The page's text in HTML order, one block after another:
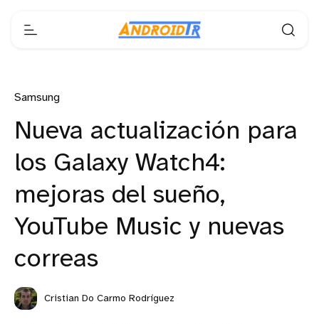
Samsung
Nueva actualización para
los Galaxy Watch4:
mejoras del sueño,
YouTube Music y nuevas
correas
Cristian Do Carmo Rodríguez